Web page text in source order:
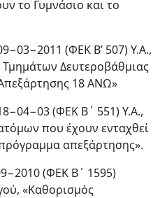
το Γυμνάσιο και το
(ΦΕΚ Β’ 507) Υ.Α.,
Δευτεροβάθμιας
18 ΑΝΩ»
(ΦΕΚ Β΄ 551) Υ.Α.,
που έχουν ενταχθεί
απεξάρτησης».
(ΦΕΚ Β΄ 1595)
«Καθορισμός